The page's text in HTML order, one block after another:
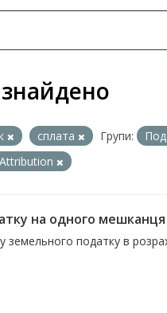
сплата Групи:
на одного
земельного податку в